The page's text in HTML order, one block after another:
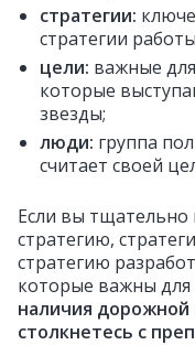
стратегии:
стратегии
цели: важные
которые
звезды;
люди: группа
считает своей
Если вы тщательно
стратегию,
стратегию
которые важны для
наличия дорожной
столкнетесь с